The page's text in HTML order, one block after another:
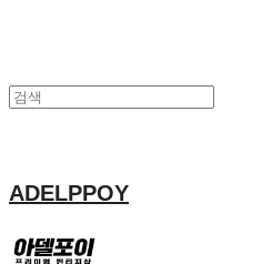
ADELPPOY